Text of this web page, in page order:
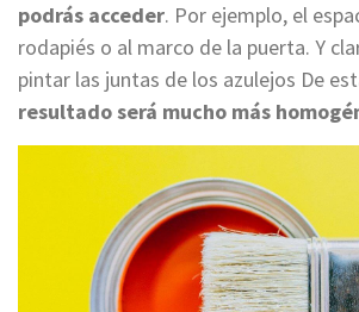
podrás acceder. Por ejemplo, el
rodapiés o al marco de la puerta. Y
pintar las juntas de los azulejos De
resultado será mucho más